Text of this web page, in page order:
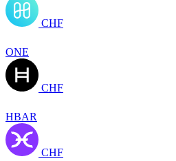
CHF
ONE
CHF
HBAR
CHF